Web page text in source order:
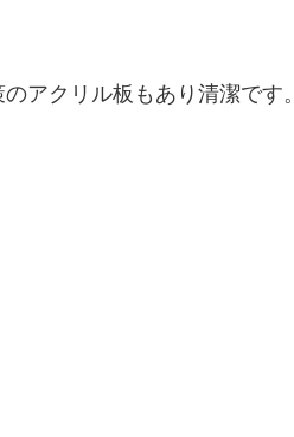
アクリル板もあり清潔です。